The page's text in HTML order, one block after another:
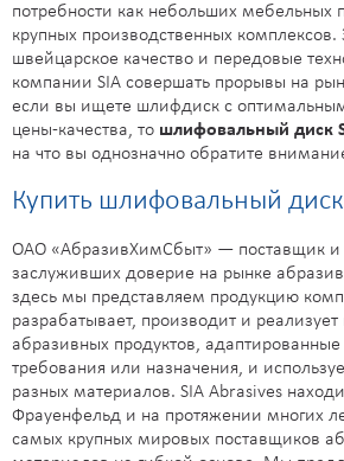
потребности как небольших мебельных
крупных производственных комплексов.
швейцарское качество и передовые
компании SIA совершать прорывы на
если вы ищете шлифдиск с
цены-качества, то шлифовальный диск
на что вы однозначно обратите
Купить шлифовальный
ОАО «АбразивХимСбыт» — поставщик и
заслуживших доверие на рынке
здесь мы представляем продукцию
разрабатывает, производит и
абразивных продуктов,
требования или назначения, и
разных материалов. SIA Abrasives
Фрауенфельд и на протяжении многих
самых крупных мировых поставщиков